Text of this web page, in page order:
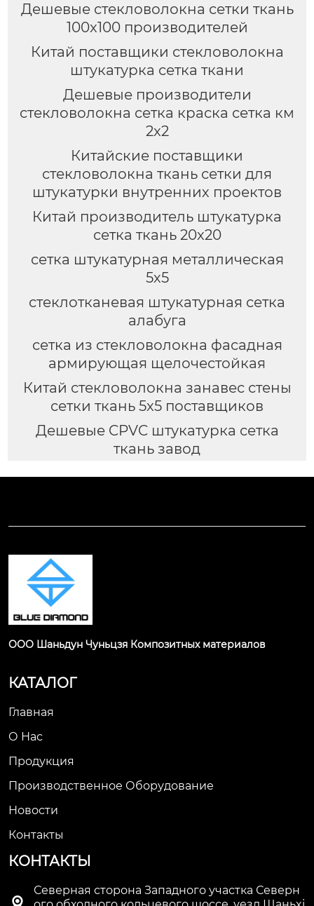
Дешевые стекловолокна сетки ткань
100x100 производителей
Китай поставщики стекловолокна
штукатурка сетка ткани
Дешевые производители
стекловолокна сетка краска сетка км
2x2
Китайские поставщики
стекловолокна ткань сетки для
штукатурки внутренних проектов
Китай производитель штукатурка
сетка ткань 20x20
сетка штукатурная металлическая
5х5
стеклотканевая штукатурная сетка
алабуга
сетка из стекловолокна фасадная
армирующая щелочестойкая
Китай стекловолокна занавес стены
сетки ткань 5x5 поставщиков
Дешевые CPVC штукатурка сетка
ткань завод
ООО Шаньдун Чуньцзя Композитных материалов
КАТАЛОГ
Главная
О Нас
Продукция
Производственное Оборудование
Новости
Контакты
КОНТАКТЫ
Северная сторона Западного участка Северн